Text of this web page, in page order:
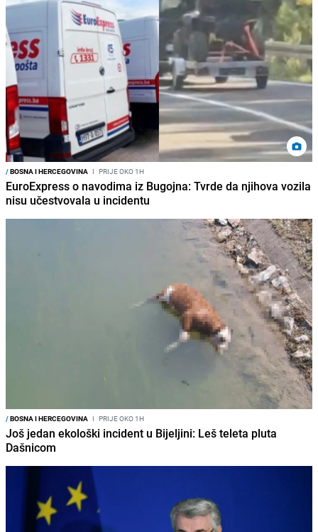
/BOSNA I HERCEGOVINA I PRIJE OKO 1H
EuroExpress o navodima iz Bugojna: Tvrde da njihova vozila
nisu učestvovala u incidentu
/BOSNA I HERCEGOVINA I PRIJE OKO 1H
Još jedan ekološki incident u Bijeljini: Leš teleta pluta
Dašnicom